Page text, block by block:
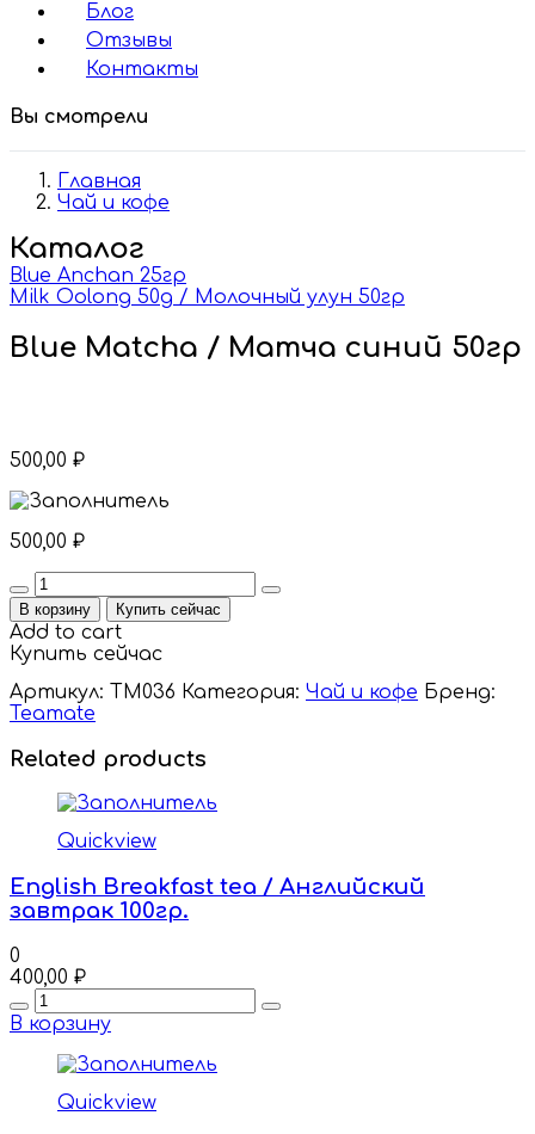
Блог
Отзывы
Контакты
Вы смотрели
Главная
Чай и кофе
Каталог
Blue Anchan 25гр
Milk Oolong 50g / Молочный улун 50гр
Blue Matcha / Матча синий 50гр
500,00 ₽
500,00 ₽
Quantity
В корзину Купить сейчас
Add to cart
Купить сейчас
Артикул: TM036 Категория: Чай и кофе Бренд:
Teamate
Related products
Quickview
English Breakfast tea / Английский
завтрак 100гр.
0
400,00 ₽
Quantity
В корзину
Quickview